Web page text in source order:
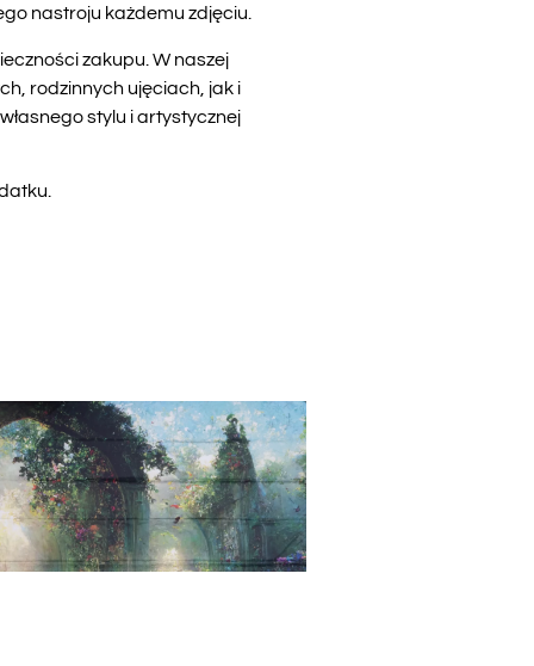
nastroju każdemu zdjęciu.
zakupu. W naszej
rodzinnych ujęciach, jak i
stylu i artystycznej
.